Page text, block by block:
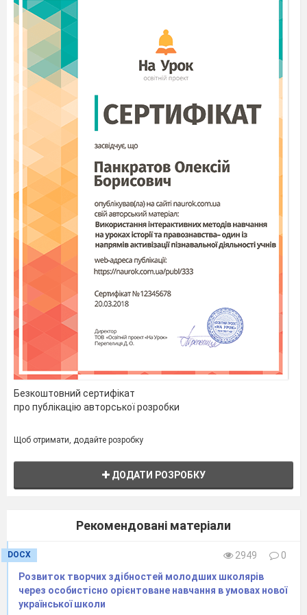
Гурткова та дослідницька робота – шлях до пізнання
Роль гурткової дослідницької роботи
молодшого спеціаліста
значення має підготовка спеціалістів для
майстерністю, уміло використовували набуті теоретичні
знання на практиці, творчо підходили до вирішення
вимогам сучасного виробництва.
Основним способом подачі навчального
Безкоштовний сертифікат
про публікацію авторської розробки
Щоб отримати, додайте розробку
ДОДАТИ РОЗРОБКУ
Рекомендовані матеріали
DOCX 2949
0
Розвиток творчих здібностей молодших школярів
через особистісно орієнтоване навчання в умовах нової
української школи